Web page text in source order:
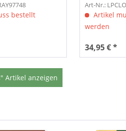
bestellt
Art-Nr.:
Artikel
werden
34,95 € *
Artikel anzeigen